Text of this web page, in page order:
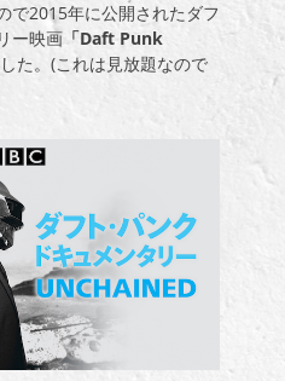
で2015年に公開されたダフ
ー映画 「Daft Punk
た。(これは見放題なので